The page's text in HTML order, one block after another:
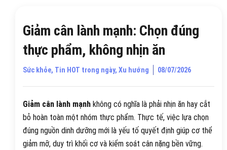
Giảm cân lành mạnh: Chọn đúng
thực phẩm, không nhịn ăn
Sức khỏe, Tin HOT trong ngày, Xu hướng 08/07/2026
Giảm cân lành mạnh không có nghĩa là phải nhịn ăn hay cắt
bỏ hoàn toàn một nhóm thực phẩm. Thực tế, việc lựa chọn
đúng nguồn dinh dưỡng mới là yếu tố quyết định giúp cơ thể
giảm mỡ, duy trì khối cơ và kiểm soát cân nặng bền vững.